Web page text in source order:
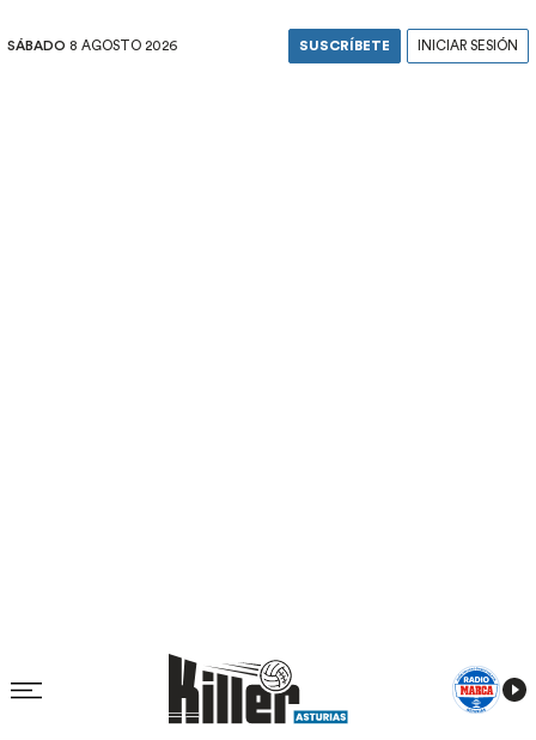
SÁBADO 8 AGOSTO 2026 SUSCRÍBETE INICIAR SESIÓN